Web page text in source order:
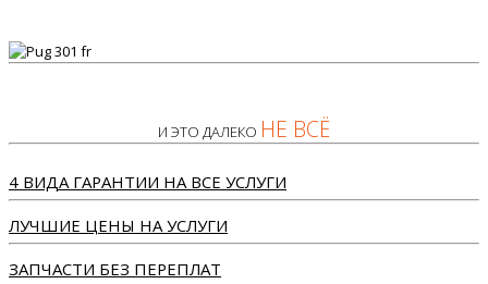
И ЭТО ДАЛЕКО НЕ ВСЁ
4 ВИДА ГАРАНТИИ НА ВСЕ УСЛУГИ
ЛУЧШИЕ ЦЕНЫ НА УСЛУГИ
ЗАПЧАСТИ БЕЗ ПЕРЕПЛАТ